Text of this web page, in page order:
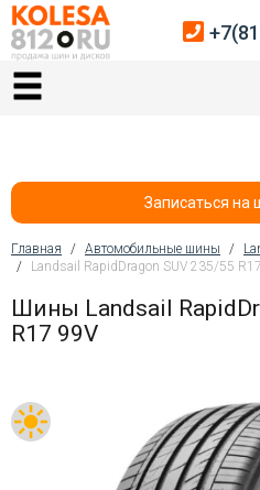
Главная
Автосервис
Услуги шиномонтажа
Покупателям
Записаться
Вы здесь
Главная / Автомобильные шины /
/
Landsail RapidDragon SUV 235/55
Шины Landsail
R17 99V